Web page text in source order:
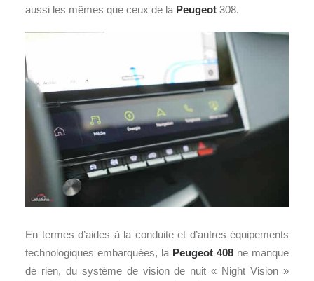
aussi les mêmes que ceux de la Peugeot 308.
En termes d’aides à la conduite et d’autres équipements
technologiques embarquées, la Peugeot 408 ne manque
de rien, du système de vision de nuit « Night Vision »